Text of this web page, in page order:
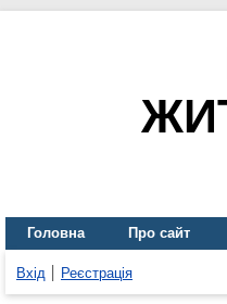
Головна Про сайт
Вхід Реєстрація